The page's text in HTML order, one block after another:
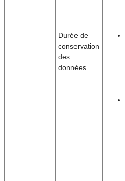
Durée de
conservation
des
données